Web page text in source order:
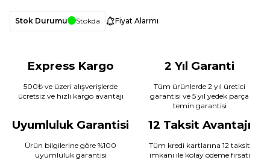
Stok Durumu Stokda Fiyat Alarmı
Express Kargo
500₺ ve üzeri alışverişlerde
ücretsiz ve hızlı kargo avantajı
2 Yıl Garanti
Tüm ürünlerde 2 yıl üretici
garantisi ve 5 yıl yedek parça
temin garantisi
Uyumluluk Garantisi
Ürün bilgilerine göre %100
uyumluluk garantisi
12 Taksit Avantajı
Tüm kredi kartlarına 12 taksit
imkanı ile kolay ödeme fırsatı